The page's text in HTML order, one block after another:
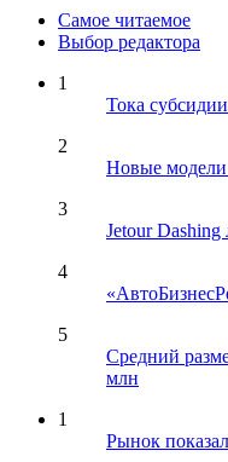
Самое читаемое
Выбор редактора
1
Тока
2
Новые
3
Jetour
4
5
Средний
млн
1
Рынок